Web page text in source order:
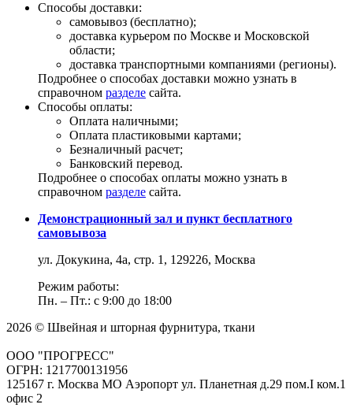
Способы доставки:
самовывоз (бесплатно);
доставка курьером по Москве и Московской
области;
доставка транспортными компаниями (регионы).
Подробнее о способах доставки можно узнать в
справочном разделе сайта.
Способы оплаты:
Оплата наличными;
Оплата пластиковыми картами;
Безналичный расчет;
Банковский перевод.
Подробнее о способах оплаты можно узнать в
справочном разделе сайта.
Демонстрационный зал и пункт бесплатного
самовывоза
ул. Докукина, 4а, стр. 1, 129226, Москва
Режим работы:
Пн. – Пт.: с 9:00 до 18:00
2026 © Швейная и шторная фурнитура, ткани
ООО "ПРОГРЕСС"
ОГРН: 1217700131956
125167 г. Москва МО Аэропорт ул. Планетная д.29 пом.I ком.1
офис 2